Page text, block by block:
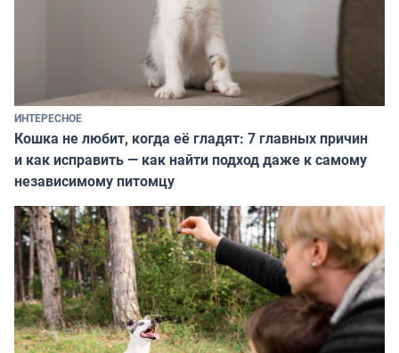
ИНТЕРЕСНОЕ
Кошка не любит, когда её гладят: 7 главных причин
и как исправить — как найти подход даже к самому
независимому питомцу